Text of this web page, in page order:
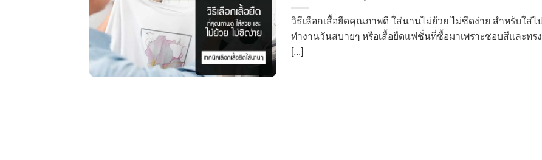
วิธีเลือกเสื้อยืดคุณภาพดี ใส่นานไม่ย้วย ไม่ซีดง่าย สำหรับใส่ไป
ทำงานวันสบายๆ หรือเสื้อยืดแฟชั่นที่ซื้อมาเพราะชอบสีและทรง
[...]